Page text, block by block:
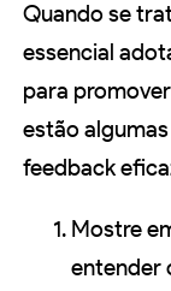
Quando se
essencial
para
estão
feedback
Mostre
entender